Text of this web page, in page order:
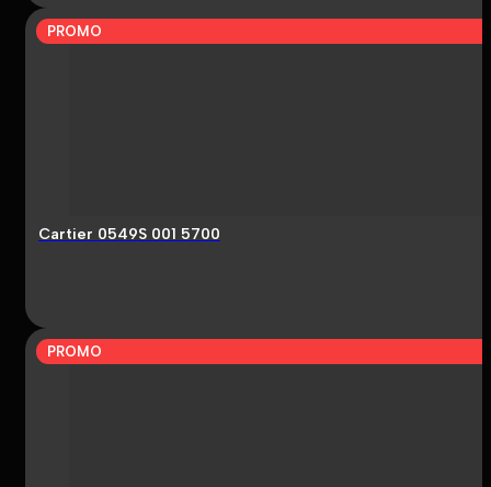
PROMO
Cartier 0549S 001 5700
PROMO